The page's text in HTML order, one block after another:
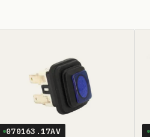
070163.17AV